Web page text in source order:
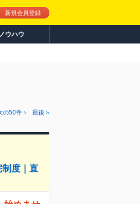
新規会員登録
ウハウ
の50件 最後
制度｜直